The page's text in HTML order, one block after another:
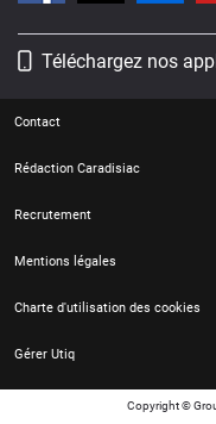
Téléchargez nos
Contact
Rédaction Caradisiac
Recrutement
Mentions légales
Charte d'utilisation des cookies
Gérer Utiq
Copyright ©